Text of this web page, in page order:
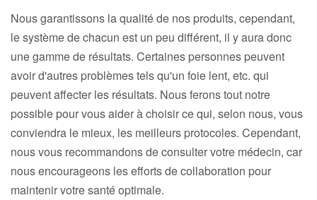
Nous garantissons la qualité de nos produits, cependant,
le système de chacun est un peu différent, il y aura donc
une gamme de résultats. Certaines personnes peuvent
avoir d'autres problèmes tels qu'un foie lent, etc. qui
peuvent affecter les résultats. Nous ferons tout notre
possible pour vous aider à choisir ce qui, selon nous, vous
conviendra le mieux, les meilleurs protocoles. Cependant,
nous vous recommandons de consulter votre médecin, car
nous encourageons les efforts de collaboration pour
maintenir votre santé optimale.